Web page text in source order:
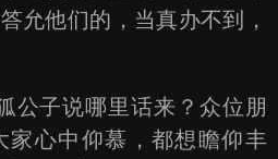
允他们的，当真办不到，
子说哪里话来？众位朋
家心中仰慕，都想瞻仰丰